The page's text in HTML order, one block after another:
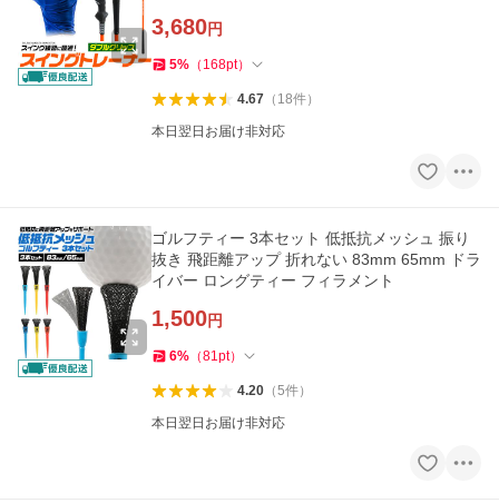
3,680円
5% （ 168pt）
4.67（ 18件）
本日翌日お届け非対応
ゴルフティー 3本セット 低抵抗メッシュ 振り
抜き 飛距離アップ 折れない 83mm 65mm ドラ
イバー ロングティー フィラメント
1,500円
6% （81pt）
4.20（5件）
本日翌日お届け非対応